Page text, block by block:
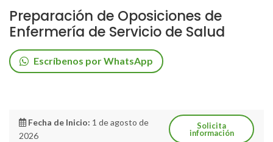
Preparación de Oposiciones de
Enfermería de Servicio de Salud
Escríbenos por WhatsApp
Fecha de Inicio: 1 de agosto de
2026
Solicita
información